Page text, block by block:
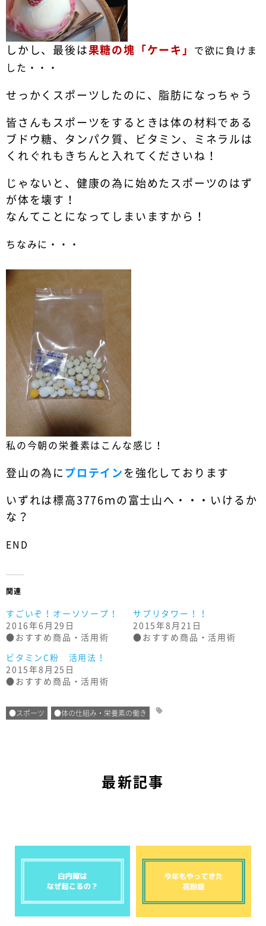
しかし、最後は 果糖の塊「ケーキ 」
で欲に負けま
した・・・
せっかくスポーツしたのに、脂肪になっちゃう
皆さんもスポーツをするときは体の材料である
ブドウ糖、タンパク質、ビタミン、ミネラルは
くれぐれもきちんと入れてくださいね！
じゃないと、健康の為に始めたスポーツのはず
が体を壊す！
なんてことになってしまいますから！
ちなみに・・・
私の今朝の栄養素はこんな感じ！
登山の為に プロテイン を強化しております
いずれは標高3776ｍの富士山へ・・・いけるか
な？
END
関連
すごいぞ！オーソソープ！
2016年6月29日
●おすすめ商品・活用術
サプリタワー！！
2015年8月21日
●おすすめ商品・活用術
ビタミンC粉 活用法！
2015年8月25日
●おすすめ商品・活用術
●スポーツ ●体の仕組み・栄養素の働き
最新記事